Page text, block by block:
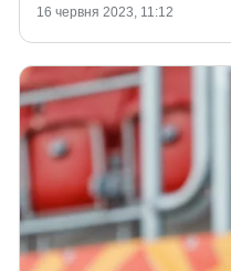
16 червня 2023, 11:12